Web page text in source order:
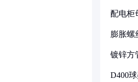
配电柜
膨胀螺
镀锌方
D400